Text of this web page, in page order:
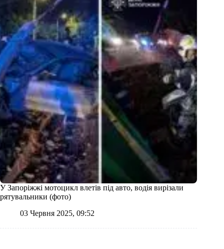
У Запоріжжі мотоцикл влетів під авто, водія вирізали
рятувальники (фото)
03 Червня 2025, 09:52